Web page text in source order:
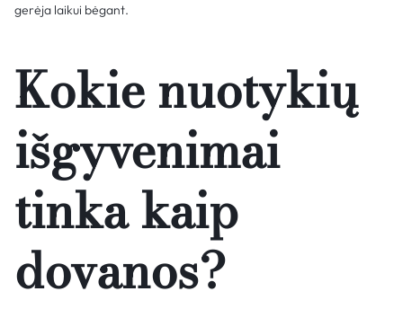
gerėja laikui bėgant.
Kokie nuotykių
išgyvenimai
tinka kaip
dovanos?